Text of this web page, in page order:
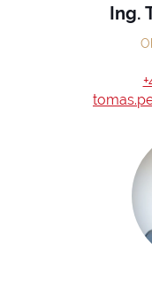
Ing.